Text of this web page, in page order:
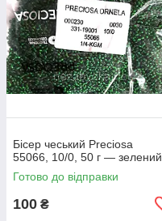
Бісер чеський Preciosa
55066, 10/0, 50 г — зелений
Готово до відправки
100 ₴